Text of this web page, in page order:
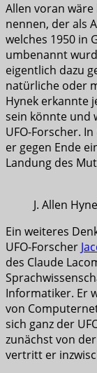
Allen voran
nennen, der als
welches 1950 in
umbenannt
eigentlich dazu
natürliche oder
Hynek erkannte
sein könnte und
UFO-Forscher. In
er gegen Ende
Landung des
J. Allen
Ein weiteres
UFO-Forscher
des Claude
Informatiker. Er
von
sich ganz der
zunächst von
vertritt er